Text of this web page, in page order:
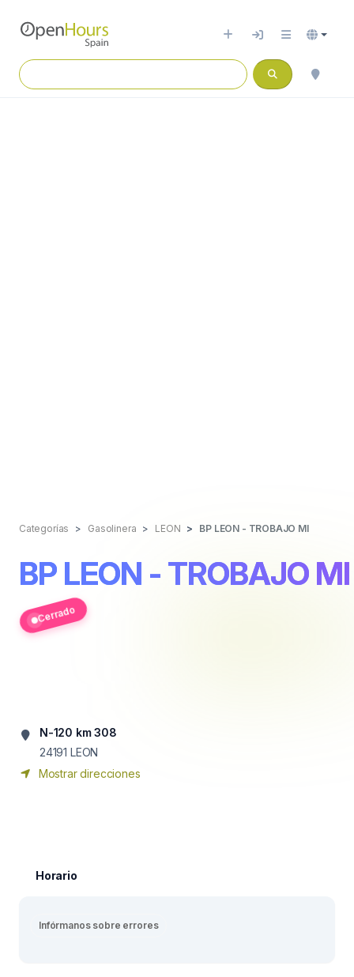
Categorías Gasolinera LEON BP LEON - TROBAJO MI
BP LEON - TROBAJO MI
Cerrado
N-120 km 308
24191 LEON
Mostrar direcciones
Horario
Infórmanos sobre errores